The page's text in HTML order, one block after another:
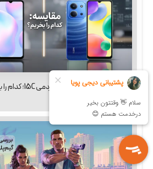
مقایسه گوشی Redmi A5 با ردمی 15C؛ کدام را بخریم؟